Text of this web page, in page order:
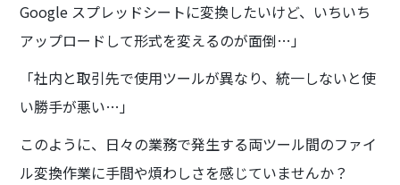
Google スプレッドシートに変換したいけど、いちいち
アップロードして形式を変えるのが面倒…」
「社内と取引先で使用ツールが異なり、統一しないと使
い勝手が悪い…」
このように、日々の業務で発生する両ツール間のファイ
ル変換作業に手間や煩わしさを感じていませんか？